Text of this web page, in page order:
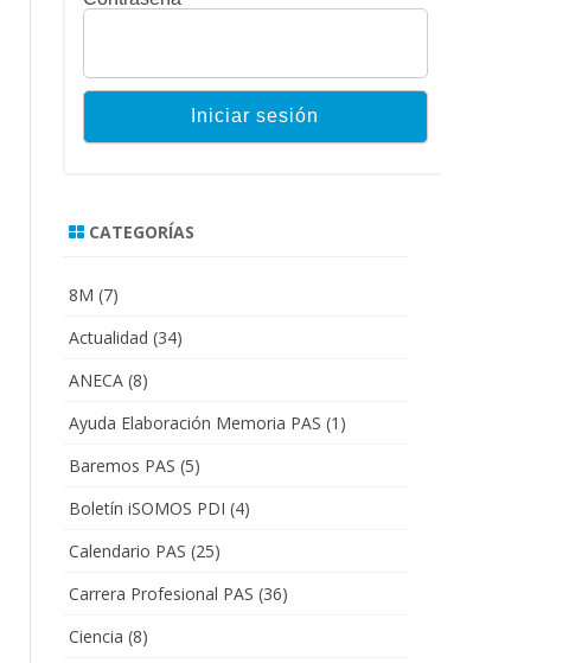
CATEGORÍAS
8M (7)
Actualidad (34)
ANECA(8)
Ayuda Elaboración Memoria PAS (1)
Baremos PAS (5)
Boletín iSOMOS PDI (4)
Calendario PAS (25)
Carrera Profesional PAS (36)
Ciencia (8)